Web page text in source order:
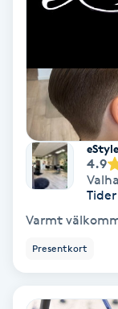
Restorative Yoga
Rosenmetoden
Ryggmassage
Senioryoga
Shiatsu
eStyle
4.9
Tider
Varmt
Presentkort